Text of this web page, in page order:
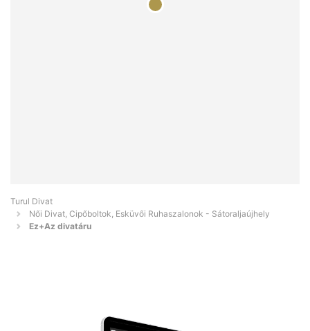
Turul Divat
Női Divat, Cipőboltok, Esküvői Ruhaszalonok - Sátoraljaújhely
Ez+Az divatáru